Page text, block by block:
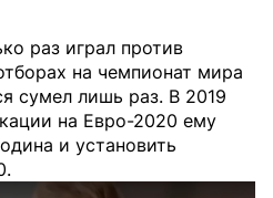
раз играл против
на чемпионат мира
сумел лишь раз. В 2019
на Евро-2020 ему
и установить